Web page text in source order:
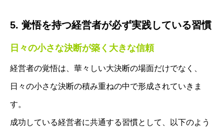
5. 覚悟を持つ経営者が必ず実践している習慣
日々の小さな決断が築く大きな信頼
経営者の覚悟は、華々しい大決断の場面だけでなく、
日々の小さな決断の積み重ねの中で形成されていきま
す。
成功している経営者に共通する習慣として、以下のよう